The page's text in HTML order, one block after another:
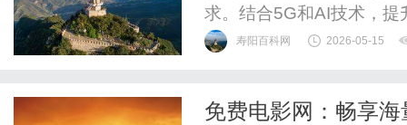
求。结合5G和AI技术，
寿阳百科网 2026-05-15
免费电影网：畅享